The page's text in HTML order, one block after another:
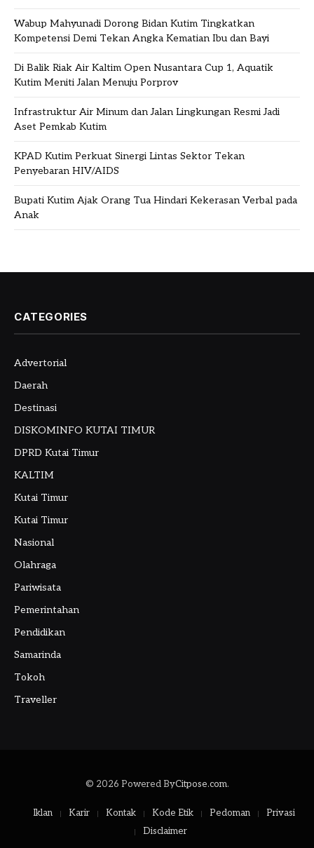
Wabup Mahyunadi Dorong Bidan Kutim Tingkatkan
Kompetensi Demi Tekan Angka Kematian Ibu dan Bayi
Di Balik Riak Air Kaltim Open Nusantara Cup 1, Aquatik
Kutim Meniti Jalan Menuju Porprov
Infrastruktur Air Minum dan Jalan Lingkungan Resmi Jadi
Aset Pemkab Kutim
KPAD Kutim Perkuat Sinergi Lintas Sektor Tekan
Penyebaran HIV/AIDS
Bupati Kutim Ajak Orang Tua Hindari Kekerasan Verbal pada
Anak
CATEGORIES
Advertorial
Daerah
Destinasi
DISKOMINFO KUTAI TIMUR
DPRD Kutai Timur
KALTIM
Kutai Timur
Kutai Timur
Nasional
Olahraga
Pariwisata
Pemerintahan
Pendidikan
Samarinda
Tokoh
Traveller
© 2026 Powered ByCitpose.com.
Iklan Karir Kontak Kode Etik Pedoman
Privasi
Disclaimer